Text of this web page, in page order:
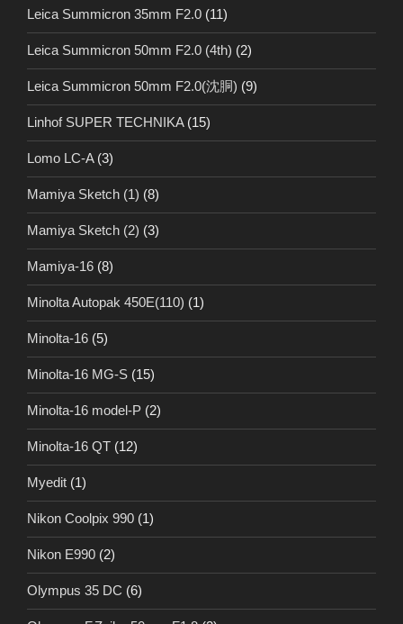
Leica Summicron 35mm F2.0 (11)
Leica Summicron 50mm F2.0 (4th) (2)
Leica Summicron 50mm F2.0(沈胴) (9)
Linhof SUPER TECHNIKA(15)
Lomo LC-A(3)
Mamiya Sketch (1) (8)
Mamiya Sketch (2) (3)
Mamiya-16 (8)
Minolta Autopak 450E(110) (1)
Minolta-16 (5)
Minolta-16 MG-S (15)
Minolta-16 model-P (2)
Minolta-16 QT (12)
Myedit (1)
Nikon Coolpix 990 (1)
Nikon E990 (2)
Olympus 35 DC (6)